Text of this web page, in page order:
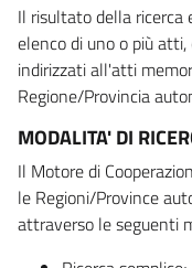
Il risultato della
elenco di uno o più
indirizzati all'atti
Regione/Provincia
MODALITA' DI
Il Motore di
le Regioni/Province
attraverso le seguenti